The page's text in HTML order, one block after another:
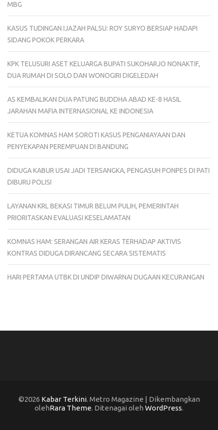
MBG
KASUS TUDINGAN IJAZAH PALSU: ROY SURYO BERSIAP HADAPI
SIDANG POKOK PERKARA
KPK TELUSURI ASET KELUARGA BUPATI SUKOHARJO NONAKTIF,
DUA RUMAH DI SOLO DAN WONOGIRI DIGELEDAH
AS KEMBALIKAN DUA PATUNG BUDDHA ABAD KE-8 HASIL
JARAHAN MAFIA INTERNASIONAL KE INDONESIA
KETUA KOMNAS HAM SOROTI KASUS PENGANIAYAAN DAN
PENYEKAPAN PEREMPUAN DI BANDUNG
DIDUGA KABUR USAI JADI TERSANGKA, PENGASUH PONPES DI PATI
DIBURU POLISI
LAYANAN KRL BEKASI TIMUR BELUM PULIH, PEMERINTAH
PRIORITASKAN EVALUASI KESELAMATAN
KOMNAS HAM: SERANGAN AIR KERAS TERHADAP AKTIVIS
KONTRAS DIDUGA DIRANCANG SECARA SISTEMATIS
HARI PERTAMA UTBK DI UNDIP DIWARNAI DUGAAN KECURANGAN
©2026 Kabar Terkini. Metro Magazine | Dikembangkan
olehRara Theme. Ditenagai oleh WordPress.